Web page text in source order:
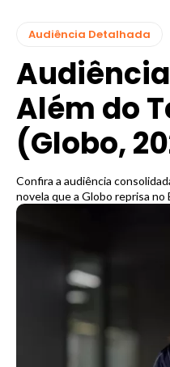
Audiência Detalhada
Além do
(Globo,
Confira a audiência
novela que a Globo reprisa no